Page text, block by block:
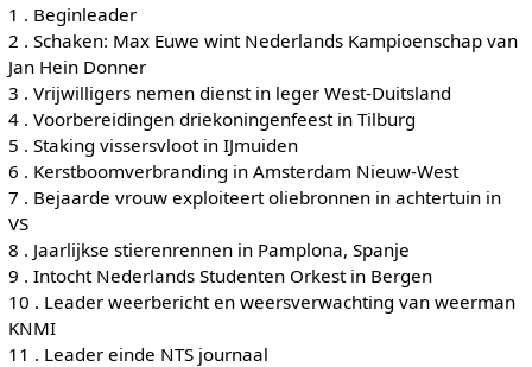
1 . Beginleader
2 . Schaken: Max Euwe wint Nederlands Kampioenschap van
Jan Hein Donner
3 . Vrijwilligers nemen dienst in leger West-Duitsland
4 . Voorbereidingen driekoningenfeest in Tilburg
5 . Staking vissersvloot in IJmuiden
6 . Kerstboomverbranding in Amsterdam Nieuw-West
7 . Bejaarde vrouw exploiteert oliebronnen in achtertuin in
VS
8 . Jaarlijkse stierenrennen in Pamplona, Spanje
9 . Intocht Nederlands Studenten Orkest in Bergen
10 . Leader weerbericht en weersverwachting van weerman
KNMI
11 . Leader einde NTS journaal